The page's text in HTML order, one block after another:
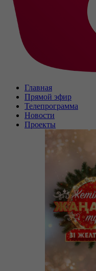
Главная
Прямой эфир
Телепрограмма
Новости
Проекты